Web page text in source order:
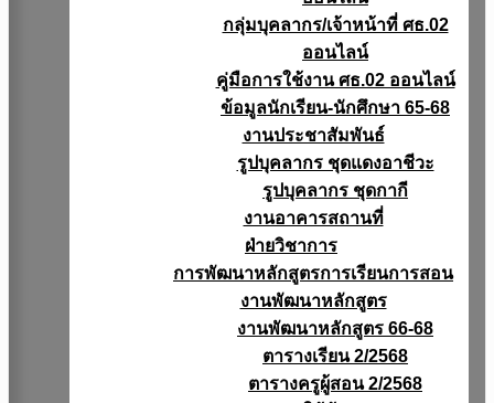
กลุ่มบุคลากร/เจ้าหน้าที่ ศธ.02
ออนไลน์
คู่มือการใช้งาน ศธ.02 ออนไลน์
ข้อมูลนักเรียน-นักศึกษา 65-68
งานประชาสัมพันธ์
รูปบุคลากร ชุดแดงอาชีวะ
รูปบุคลากร ชุดกากี
งานอาคารสถานที่
ฝ่ายวิชาการ
การพัฒนาหลักสูตรการเรียนการสอน
งานพัฒนาหลักสูตร
งานพัฒนาหลักสูตร 66-68
ตารางเรียน 2/2568
ตารางครูผู้สอน 2/2568